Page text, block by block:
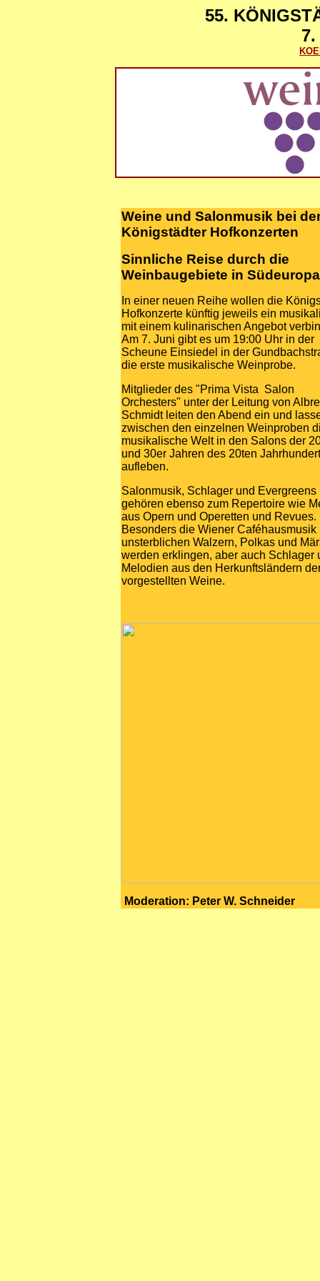
55.
Weine und Salonmusik bei
Königstädter Hofkonzerten
Sinnliche Reise durch die
Weinbaugebiete in Südeuropa
In einer neuen Reihe wollen die
Hofkonzerte künftig jeweils ein
mit einem kulinarischen Angebot
Am 7. Juni gibt es um 19:00 Uhr in der
Scheune Einsiedel in der
die erste musikalische Weinprobe.
Mitglieder des "Prima Vista Salon
Orchesters" unter der Leitung von
Schmidt leiten den Abend ein und
zwischen den einzelnen Weinproben
musikalische Welt in den Salons der
und 30er Jahren des 20ten
aufleben.
Salonmusik, Schlager und Evergreens
gehören ebenso zum Repertoire wie
aus Opern und Operetten und Revues.
Besonders die Wiener Caféhausmusik
unsterblichen Walzern, Polkas und
werden erklingen, aber auch Schlager
Melodien aus den Herkunftsländern
vorgestellten Weine.
Moderation: Peter W. Schneider